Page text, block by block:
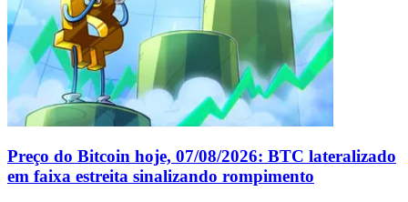
Preço do Bitcoin hoje, 07/08/2026: BTC lateralizado
em faixa estreita sinalizando rompimento